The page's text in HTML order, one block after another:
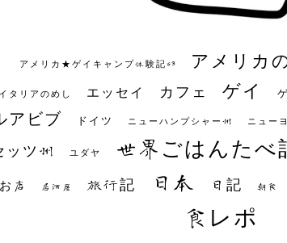
アメリカ★ゲイキャンプ体験記S3 アメリカ
イタリアのめし エッセイ カフェ ゲイ
アビブ ドイツ ニューハンプシャー州 ニュー
ッツ州 ユダヤ 世界ごはんたべ
店 居酒屋 旅行記 日本 日記 朝食
食レポ